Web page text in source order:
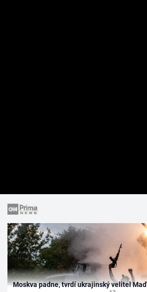
Moskva padne, tvrdí ukrajinský velitel